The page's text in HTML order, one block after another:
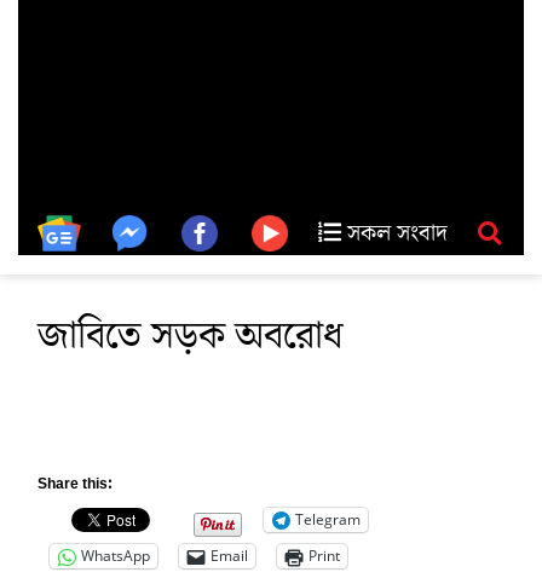
সকল সংবাদ
জাবিতে সড়ক অবরোধ
Share this:
Telegram
WhatsApp
Email Print